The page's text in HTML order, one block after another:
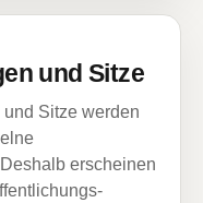
und Sitze
Sitze werden
erscheinen